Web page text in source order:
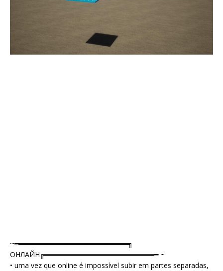
ⵈ━══════════════════════╗
ОНЛАЙН╔══════════════════════━ ⵈ
• uma vez que online é impossível subir em partes separadas,